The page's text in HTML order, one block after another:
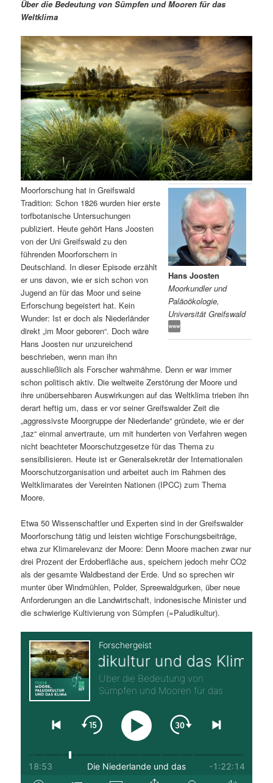
r
e
n
I
n
h
a
s
p
r
i
n
g
e
n
d
ä
r
e
n
I
n
l
t
s
p
r
i
n
g
e
n
n
a
g
a
t
i
o
n
Über die Bedeutung von Sümpfen und Mooren für das
Weltklima
Hans Joosten
Moorkundler und
Paläoökologie,
Universität Greifswald
Moorforschung hat in Greifswald
Tradition: Schon 1826 wurden hier erste
torfbotanische Untersuchungen
publiziert. Heute gehört Hans Joosten
von der Uni Greifswald zu den
führenden Moorforschern in
Deutschland. In dieser Episode erzählt
er uns davon, wie er sich schon von
Jugend an für das Moor und seine
Erforschung begeistert hat. Kein
Wunder: Ist er doch als Niederländer
direkt „im Moor geboren“. Doch wäre
Hans Joosten nur unzureichend
beschrieben, wenn man ihn
ausschließlich als Forscher wahrnähme. Denn er war immer
schon politisch aktiv. Die weltweite Zerstörung der Moore und
ihre unübersehbaren Auswirkungen auf das Weltklima trieben ihn
derart heftig um, dass er vor seiner Greifswalder Zeit die
„aggressivste Moorgruppe der Niederlande“ gründete, wie er der
„taz“ einmal anvertraute, um mit hunderten von Verfahren wegen
nicht beachteter Moorschutzgesetze für das Thema zu
sensibilisieren. Heute ist er Generalsekretär der Internationalen
Moorschutzorganisation und arbeitet auch im Rahmen des
Weltklimarates der Vereinten Nationen (IPCC) zum Thema
Moore.
Etwa 50 Wissenschaftler und Experten sind in der Greifswalder
Moorforschung tätig und leisten wichtige Forschungsbeiträge,
etwa zur Klimarelevanz der Moore: Denn Moore machen zwar nur
drei Prozent der Erdoberfläche aus, speichern jedoch mehr CO2
als der gesamte Waldbestand der Erde. Und so sprechen wir
munter über Windmühlen, Polder, Spreewaldgurken, über neue
Anforderungen an die Landwirtschaft, indonesische Minister und
die schwierige Kultivierung von Sümpfen (=Paludikultur).